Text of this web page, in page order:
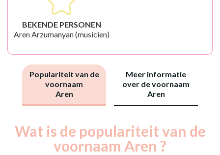
BEKENDE PERSONEN
Aren Arzumanyan (musicien)
Populariteit van de
voornaam
Aren
Meer informatie
over de voornaam
Aren
Wat is de populariteit van de
voornaam Aren ?
Année
Nouveaux-
nés